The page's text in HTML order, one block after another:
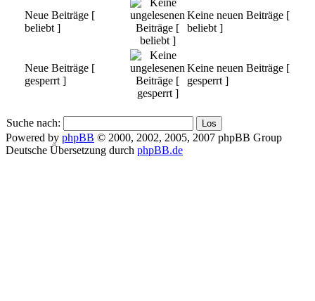
Neue Beiträge [
beliebt ]
Keine neuen Beiträge [
beliebt ]
Neue Beiträge [
gesperrt ]
Keine neuen Beiträge [
gesperrt ]
Suche nach:
Powered by phpBB © 2000, 2002, 2005, 2007 phpBB Group
Deutsche Übersetzung durch phpBB.de